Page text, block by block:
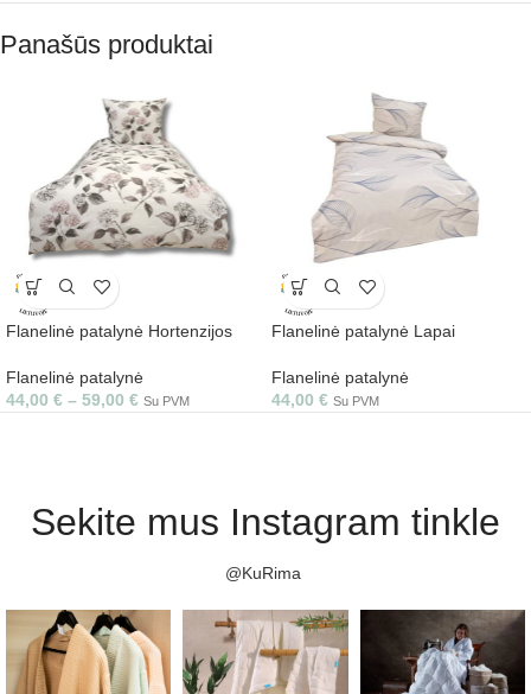
Panašūs produktai
Flanelinė patalynė Hortenzijos
Flanelinė patalynė
44,00 € – 59,00 € Su PVM
Flanelinė patalynė Lapai
Flanelinė patalynė
44,00 € Su PVM
Sekite mus Instagram tinkle
@KuRima